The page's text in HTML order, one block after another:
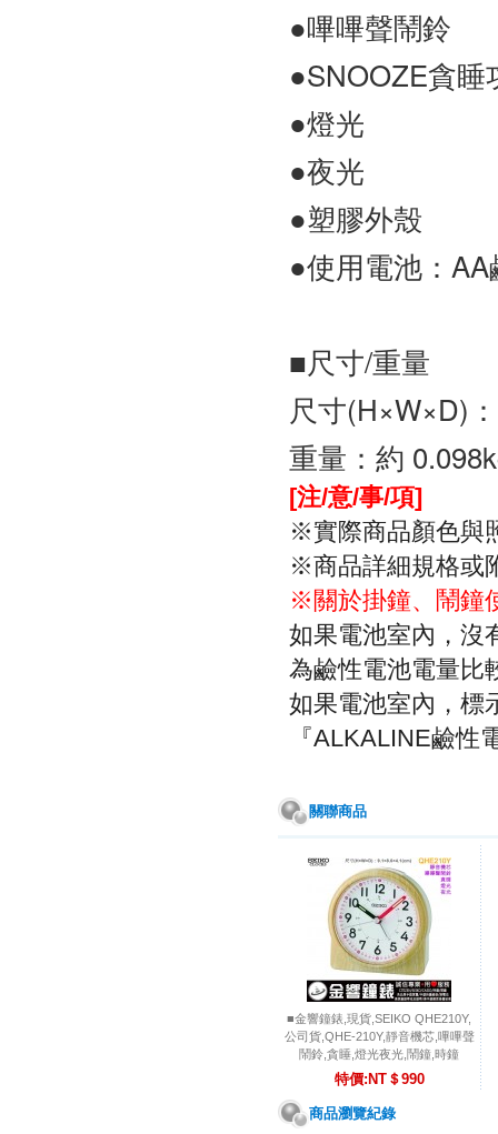
●嗶嗶聲鬧鈴
●SNOOZE貪睡
●燈光
●夜光
●塑膠外殼
●使用電池：
■尺寸/重量
尺寸(H×W×D)
重量：約
[注/意/事/項]
※實際商品顏色與
※商品詳細規格或
※關於掛鐘、鬧鐘
如果電池室內，沒
為鹼性電池電量比
如果電池室內，標
『ALKALINE鹼性
關聯商品
■金響鐘錶,現貨,SEIKO QHE210Y,
公司貨,QHE-210Y,靜音機芯,嗶嗶聲
鬧鈴,貪睡,燈光夜光,鬧鐘,時鐘
特價:NT＄990
商品瀏覽紀錄